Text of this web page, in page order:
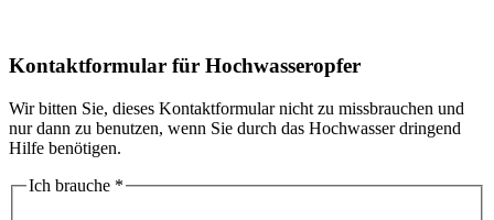
Kontaktformular für Hochwasseropfer
Wir bitten Sie, dieses Kontaktformular nicht zu missbrauchen und
nur dann zu benutzen, wenn Sie durch das Hochwasser dringend
Hilfe benötigen.
Ich brauche *